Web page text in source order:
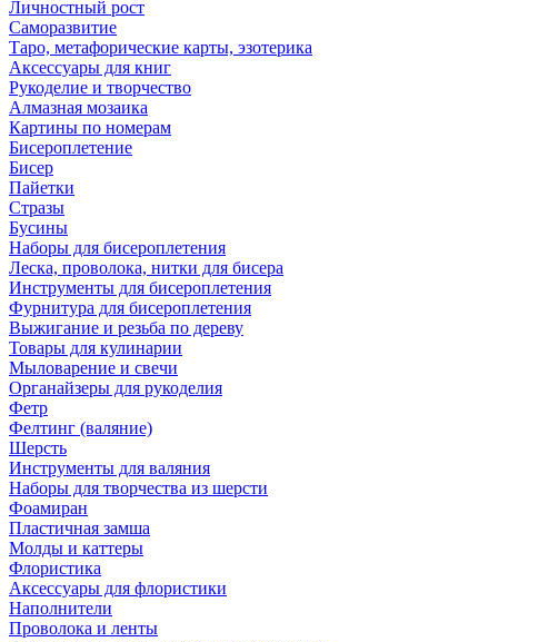
Личностный рост
Саморазвитие
Таро, метафорические карты, эзотерика
Аксессуары для книг
Рукоделие и творчество
Алмазная мозаика
Картины по номерам
Бисероплетение
Бисер
Пайетки
Стразы
Бусины
Наборы для бисероплетения
Леска, проволока, нитки для бисера
Инструменты для бисероплетения
Фурнитура для бисероплетения
Выжигание и резьба по дереву
Товары для кулинарии
Мыловарение и свечи
Органайзеры для рукоделия
Фетр
Фелтинг (валяние)
Шерсть
Инструменты для валяния
Наборы для творчества из шерсти
Фоамиран
Пластичная замша
Молды и каттеры
Флористика
Аксессуары для флористики
Наполнители
Проволока и ленты